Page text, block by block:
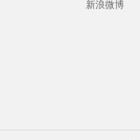
新浪微博